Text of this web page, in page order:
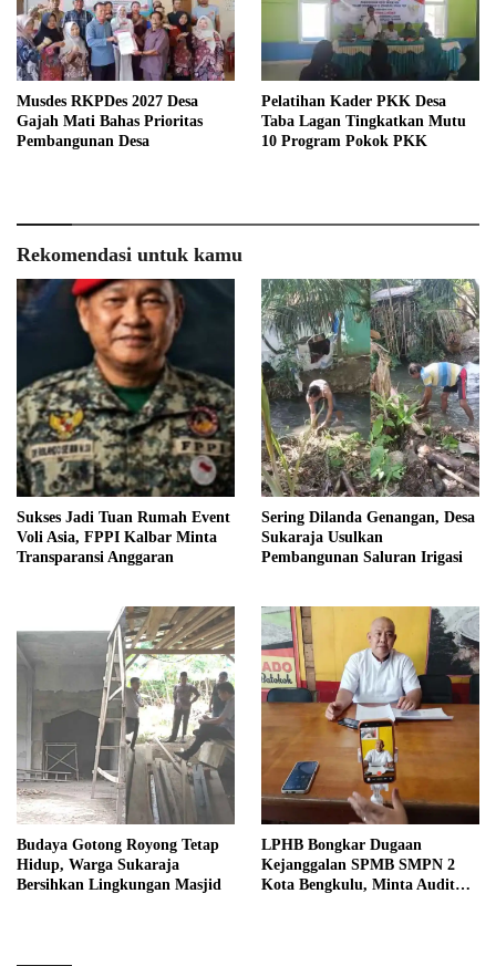
Musdes RKPDes 2027 Desa
Gajah Mati Bahas Prioritas
Pembangunan Desa
Pelatihan Kader PKK Desa
Taba Lagan Tingkatkan Mutu
10 Program Pokok PKK
Rekomendasi untuk kamu
Sukses Jadi Tuan Rumah Event
Voli Asia, FPPI Kalbar Minta
Transparansi Anggaran
Sering Dilanda Genangan, Desa
Sukaraja Usulkan
Pembangunan Saluran Irigasi
Budaya Gotong Royong Tetap
Hidup, Warga Sukaraja
Bersihkan Lingkungan Masjid
LPHB Bongkar Dugaan
Kejanggalan SPMB SMPN 2
Kota Bengkulu, Minta Audit